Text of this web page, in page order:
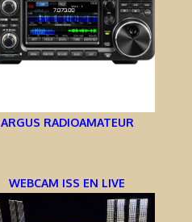
ARGUS RADIOAMATEUR
WEBCAM ISS EN LIVE